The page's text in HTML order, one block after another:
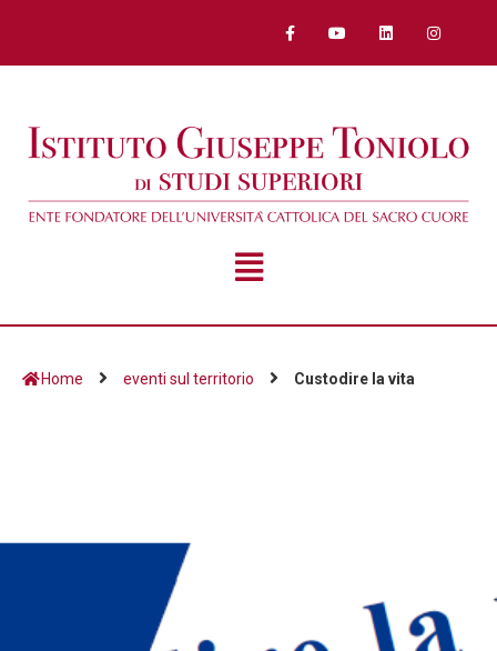
Home eventi sul territorio Custodire la vita